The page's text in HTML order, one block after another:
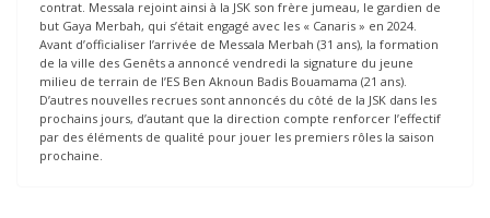
contrat. Messala rejoint ainsi à la JSK son frère jumeau, le gardien de
but Gaya Merbah, qui s’était engagé avec les « Canaris » en 2024.
Avant d’officialiser l’arrivée de Messala Merbah (31 ans), la formation
de la ville des Genêts a annoncé vendredi la signature du jeune
milieu de terrain de l’ES Ben Aknoun Badis Bouamama (21 ans).
D’autres nouvelles recrues sont annoncés du côté de la JSK dans les
prochains jours, d’autant que la direction compte renforcer l’effectif
par des éléments de qualité pour jouer les premiers rôles la saison
prochaine.